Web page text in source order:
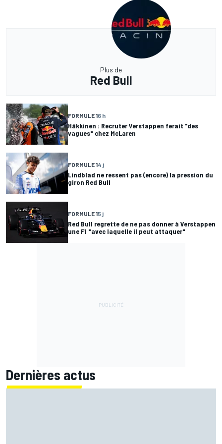
Plus de
Red Bull
FORMULE 16 h
Häkkinen : Recruter Verstappen ferait "des
vagues" chez McLaren
FORMULE 14 j
Lindblad ne ressent pas (encore) la pression du
giron Red Bull
FORMULE 15 j
Red Bull regrette de ne pas donner à Verstappen
une F1 "avec laquelle il peut attaquer"
Dernières actus